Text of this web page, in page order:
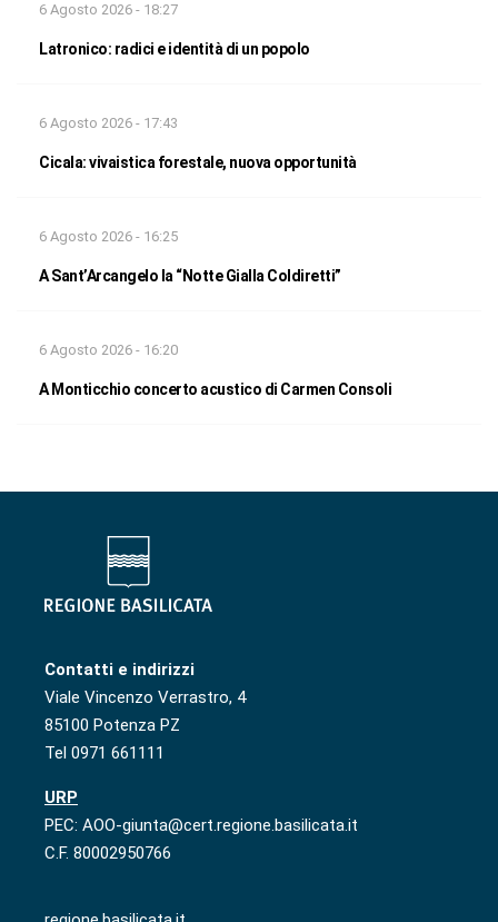
6 Agosto 2026 - 18:27
Latronico: radici e identità di un popolo
6 Agosto 2026 - 17:43
Cicala: vivaistica forestale, nuova opportunità
6 Agosto 2026 - 16:25
A Sant’Arcangelo la “Notte Gialla Coldiretti”
6 Agosto 2026 - 16:20
A Monticchio concerto acustico di Carmen Consoli
Contatti e indirizzi
Viale Vincenzo Verrastro, 4
85100 Potenza PZ
Tel 0971 661111
URP
PEC: AOO-giunta@cert.regione.basilicata.it
C.F. 80002950766